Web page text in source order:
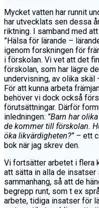
Mycket vatten har runnit
har utvecklats sen dessa
riktning. I samband med
”Hälsa för lärande –
igenom forskningen för
i förskolan. Vi vet att det
förskolan, som har lägre
undervisning, av olika skäl
För att kunna arbeta
behöver vi dock också
förutsättningar. Därför
inledningen: ”Barn har
de kommer till förskolan.
öka likvärdigheten?” – ett
bok när jag skrev den.
Vi fortsätter arbetet i flera
att sätta in alla de
sammanhang, så att de
begrepp runt, som t ex
arbete, tidiga insatser för